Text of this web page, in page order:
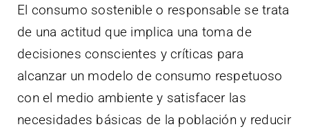
El consumo sostenible o responsable se trata
de una actitud que implica una toma de
decisiones conscientes y críticas para
alcanzar un modelo de consumo respetuoso
con el medio ambiente y satisfacer las
necesidades básicas de la población y reducir